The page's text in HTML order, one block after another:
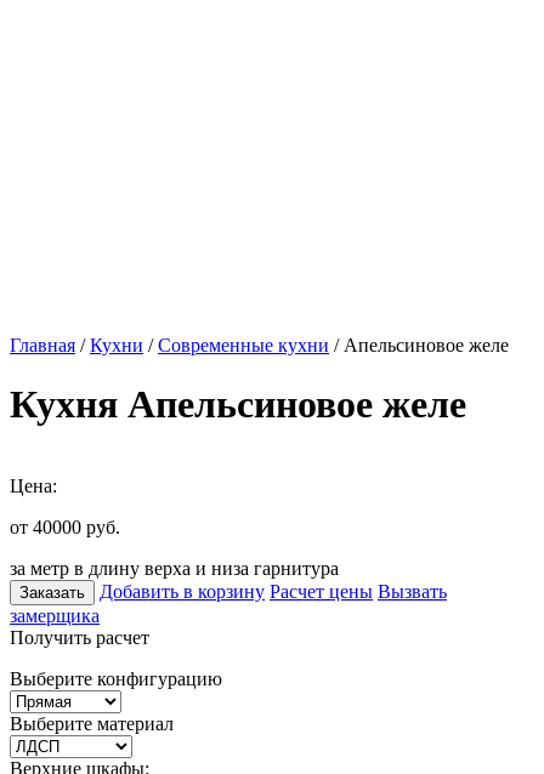
Главная /Кухни /Современные кухни / Апельсиновое желе
Кухня Апельсиновое желе
Цена:
от 40000 руб.
за метр в длину верха и низа гарнитура
Заказать Добавить в корзину Расчет цены Вызвать
замерщика
Получить расчет
Выберите конфигурацию
Выберите материал
Верхние шкафы: